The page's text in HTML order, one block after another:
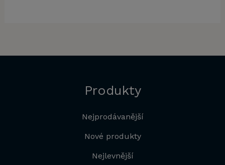
Produkty
Nejprodávanější
Nové produkty
Nejlevnější